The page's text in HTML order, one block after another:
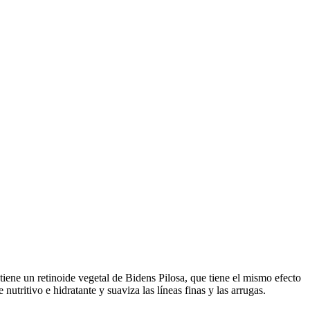
un retinoide vegetal de Bidens Pilosa, que tiene el mismo efecto
e hidratante y suaviza las líneas finas y las arrugas.